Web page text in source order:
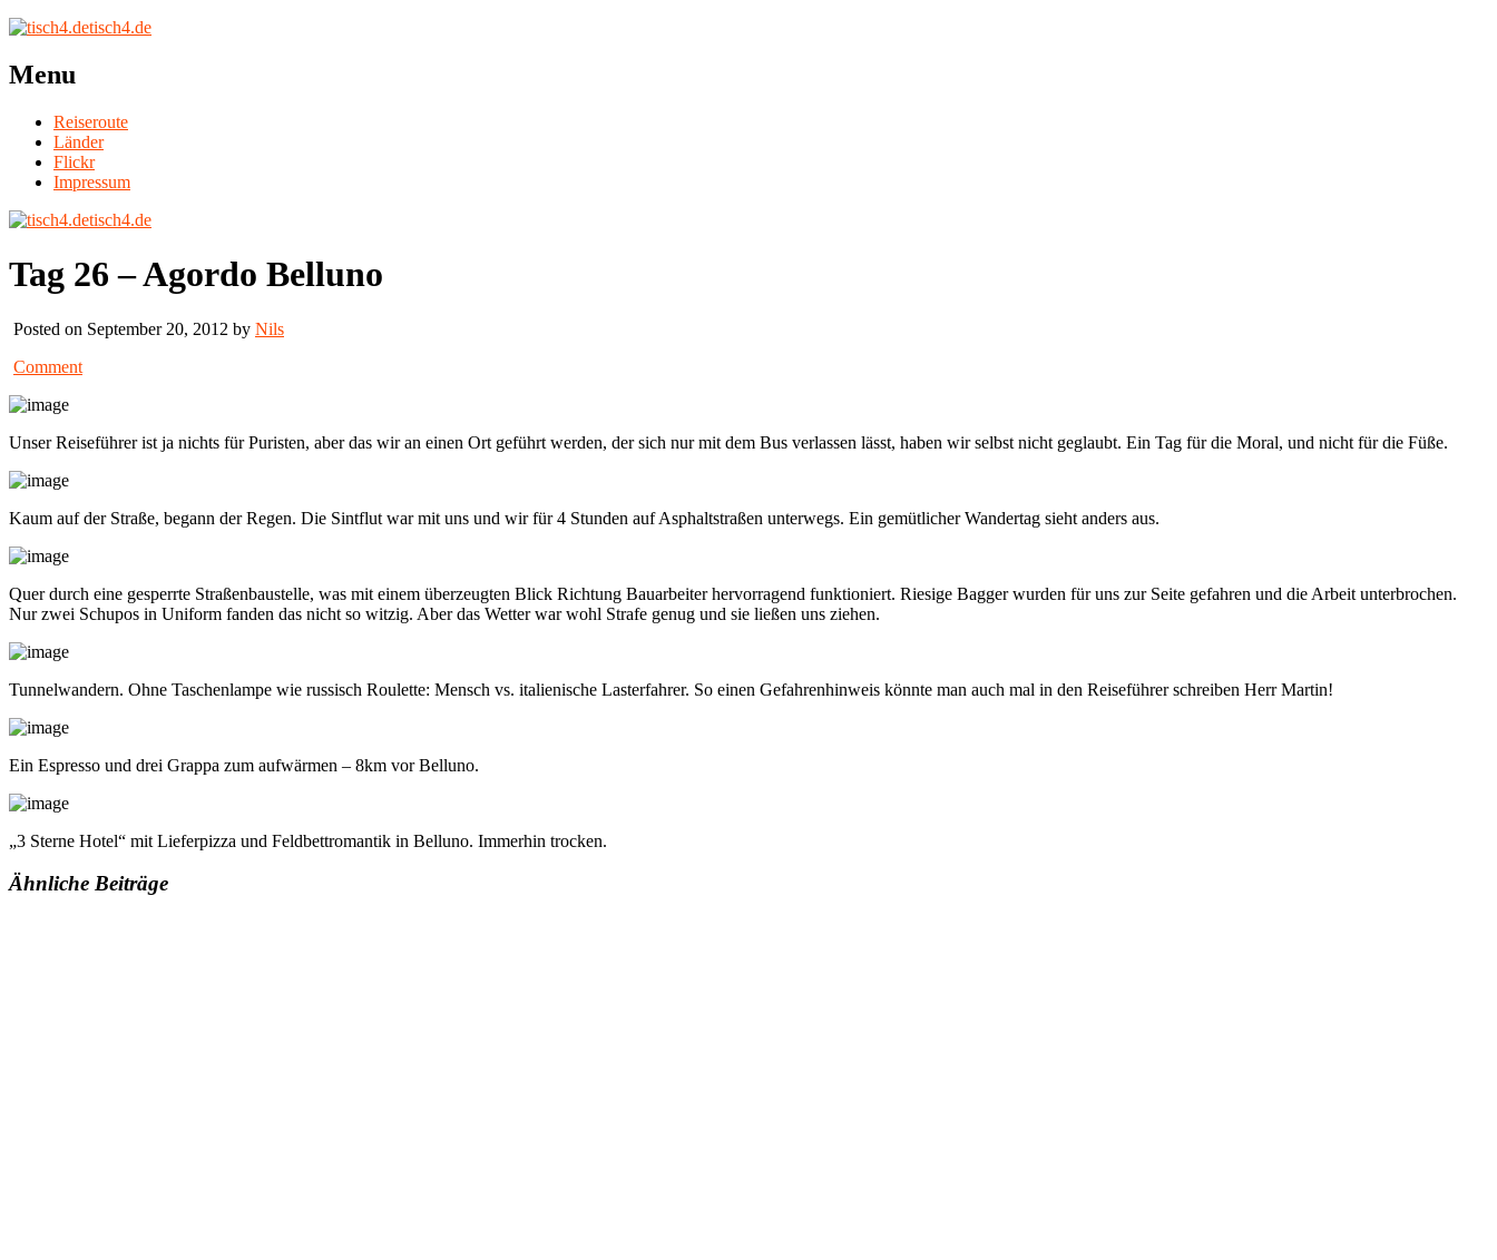
tisch4.de
Menu
Reiseroute
Länder
Flickr
Impressum
tisch4.de
Tag 26 – Agordo Belluno
Posted on September 20, 2012 by Nils
Comment
Unser Reiseführer ist ja nichts für Puristen, aber das wir an einen Ort geführt werden, der sich nur mit dem Bus verlassen lässt, haben wir selbst nicht geglaubt. Ein Tag für die Moral, und nicht für die Füße.
Kaum auf der Straße, begann der Regen. Die Sintflut war mit uns und wir für 4 Stunden auf Asphaltstraßen unterwegs. Ein gemütlicher Wandertag sieht anders aus.
Quer durch eine gesperrte Straßenbaustelle, was mit einem überzeugten Blick Richtung Bauarbeiter hervorragend funktioniert. Riesige Bagger wurden für uns zur Seite gefahren und die Arbeit unterbrochen.
Nur zwei Schupos in Uniform fanden das nicht so witzig. Aber das Wetter war wohl Strafe genug und sie ließen uns ziehen.
Tunnelwandern. Ohne Taschenlampe wie russisch Roulette: Mensch vs. italienische Lasterfahrer. So einen Gefahrenhinweis könnte man auch mal in den Reiseführer schreiben Herr Martin!
Ein Espresso und drei Grappa zum aufwärmen – 8km vor Belluno.
„3 Sterne Hotel“ mit Lieferpizza und Feldbettromantik in Belluno. Immerhin trocken.
Ähnliche Beiträge